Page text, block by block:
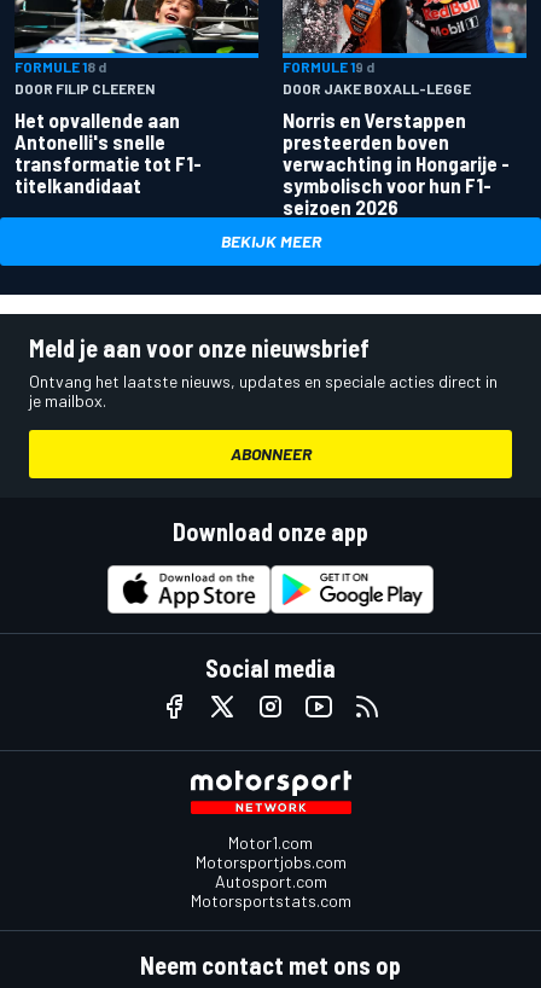
FORMULE 18 d
DOOR FILIP CLEEREN
Het opvallende aan
Antonelli's snelle
transformatie tot F1-
titelkandidaat
FORMULE 19 d
DOOR JAKE BOXALL-LEGGE
Norris en Verstappen
presteerden boven
verwachting in Hongarije -
symbolisch voor hun F1-
seizoen 2026
BEKIJK MEER
Meld je aan voor onze nieuwsbrief
Ontvang het laatste nieuws, updates en speciale acties direct in
je mailbox.
ABONNEER
Download onze app
Social media
Motor1.com
Motorsportjobs.com
Autosport.com
Motorsportstats.com
Neem contact met ons op